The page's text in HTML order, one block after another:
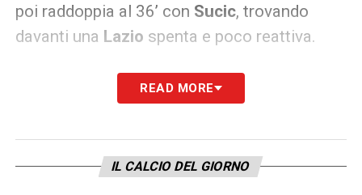
poi raddoppia al 36’ con Sucic, trovando
davanti una Lazio spenta e poco reattiva.
L’episodio più discusso del primo tempo
riguarda il tocco di braccio diMario Gila
viene colpito con il braccio molto
vicino al corpo, senza un movimento
READ MORE
IL CALCIO DEL GIORNO